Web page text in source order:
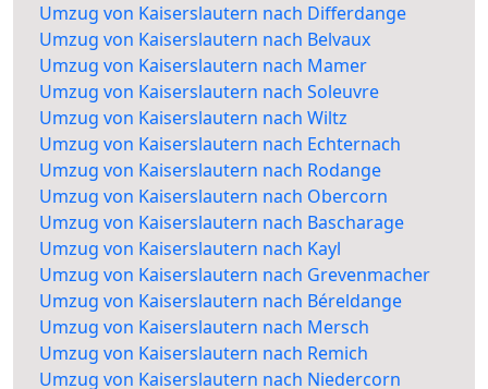
Umzug von Kaiserslautern nach Differdange
Umzug von Kaiserslautern nach Belvaux
Umzug von Kaiserslautern nach Mamer
Umzug von Kaiserslautern nach Soleuvre
Umzug von Kaiserslautern nach Wiltz
Umzug von Kaiserslautern nach Echternach
Umzug von Kaiserslautern nach Rodange
Umzug von Kaiserslautern nach Obercorn
Umzug von Kaiserslautern nach Bascharage
Umzug von Kaiserslautern nach Kayl
Umzug von Kaiserslautern nach Grevenmacher
Umzug von Kaiserslautern nach Béreldange
Umzug von Kaiserslautern nach Mersch
Umzug von Kaiserslautern nach Remich
Umzug von Kaiserslautern nach Niedercorn